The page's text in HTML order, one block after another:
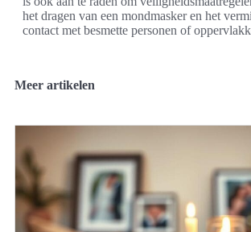
het dragen van een mondmasker en het
contact met besmette personen of
Meer artikelen